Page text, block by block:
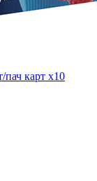
карт x10